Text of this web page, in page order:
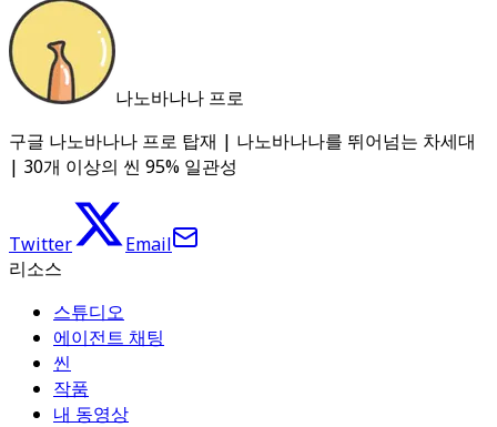
나노바나나 프로
구글 나노바나나 프로 탑재 | 나노바나나를 뛰어넘는 차세대
| 30개 이상의 씬 95% 일관성
Twitter
Email
리소스
스튜디오
에이전트 채팅
씬
작품
내 동영상